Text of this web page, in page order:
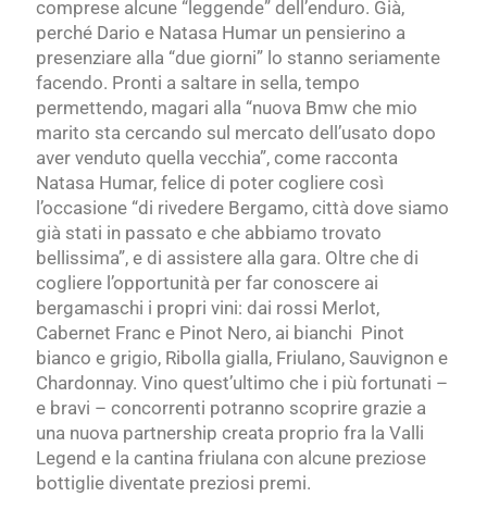
comprese alcune “leggende” dell’enduro. Già,
perché Dario e Natasa Humar un pensierino a
presenziare alla “due giorni” lo stanno seriamente
facendo. Pronti a saltare in sella, tempo
permettendo, magari alla “nuova Bmw che mio
marito sta cercando sul mercato dell’usato dopo
aver venduto quella vecchia”, come racconta
Natasa Humar, felice di poter cogliere così
l’occasione “di rivedere Bergamo, città dove siamo
già stati in passato e che abbiamo trovato
bellissima”, e di assistere alla gara. Oltre che di
cogliere l’opportunità per far conoscere ai
bergamaschi i propri vini: dai rossi Merlot,
Cabernet Franc e Pinot Nero, ai bianchi Pinot
bianco e grigio, Ribolla gialla, Friulano, Sauvignon e
Chardonnay. Vino quest’ultimo che i più fortunati –
e bravi – concorrenti potranno scoprire grazie a
una nuova partnership creata proprio fra la Valli
Legend e la cantina friulana con alcune preziose
bottiglie diventate preziosi premi.